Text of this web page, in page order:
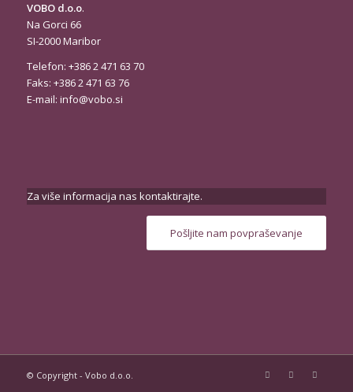
VOBO d.o.o.
Na Gorci 66
SI-2000 Maribor
Telefon: +386 2 471 63 70
Faks: +386 2 471 63 76
E-mail: info@vobo.si
Za više informacija nas kontaktirajte.
Pošljite nam povpraševanje
© Copyright - Vobo d.o.o.